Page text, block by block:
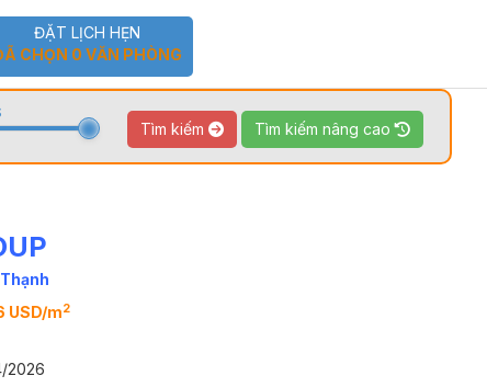
ĐẶT LỊCH HẸN
CHỌN 0 VĂN PHÒNG
Tìm kiếm Tìm kiếm nâng cao
USD/m2
2026